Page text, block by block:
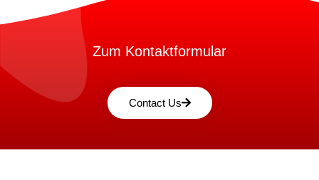
Zum Kontaktformular
Contact Us